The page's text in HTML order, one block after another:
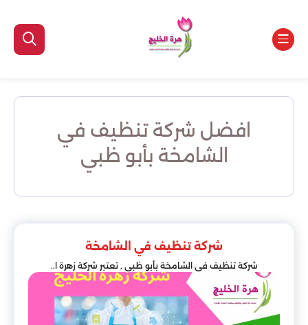
افضل شركة تنظيف في
الشامخة بأبو ظبي
شركة تنظيف في الشامخة
شركة تنظيف في الشامخة بأبو ظبي , تعتبر شركة زهرة ا..